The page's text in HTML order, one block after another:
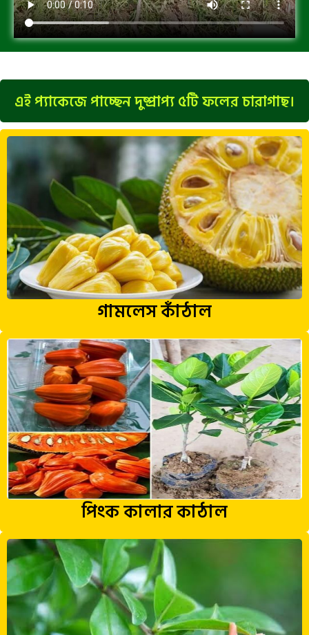
এই প্যাকেজে পাচ্ছেন দুষ্প্রাপ্য ৫টি ফলের চারাগাছ।
গামলেস কাঁঠাল
পিংক কালার কাঠাল